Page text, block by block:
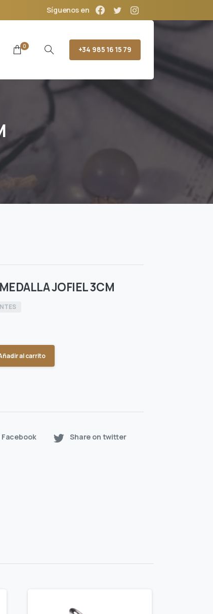
Síguenos en
0 +34 985 16 15 79
JOFIEL 3CM
al carrito
Share on twitter